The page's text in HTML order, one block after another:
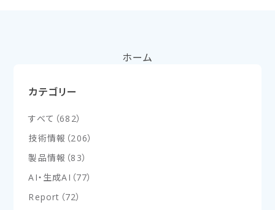
ホーム
カテゴリー
すべて （682）
技術情報 （206）
製品情報 （83）
AI・生成AI （77）
Report （72）